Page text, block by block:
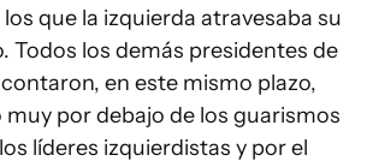
que la izquierda atravesaba su
Todos los demás presidentes de
en este mismo plazo,
por debajo de los guarismos
líderes izquierdistas y por el